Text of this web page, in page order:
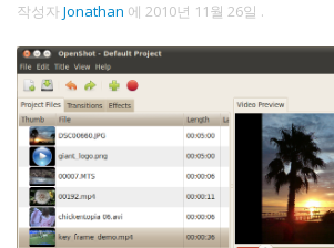
작성자Jonathan 에 2010년 11월 26일 .